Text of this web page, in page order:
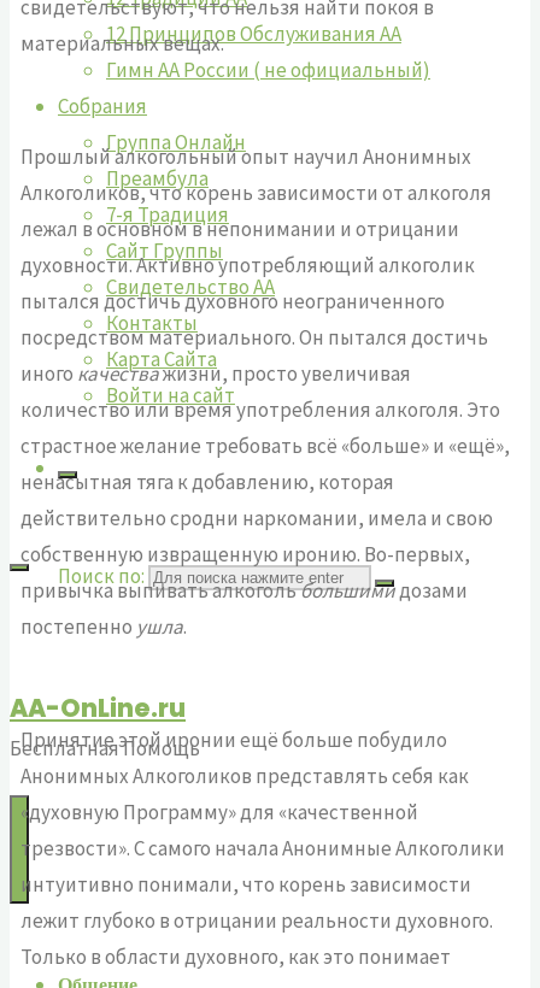
12 Принципов Обслуживания АА
Гимн АА России ( не официальный)
Собрания
Группа Онлайн
Преамбула
7-я Традиция
Сайт Группы
Свидетельство АА
Контакты
Карта Сайта
Войти на сайт
Поиск по:
AA-OnLine.ru
Бесплатная Помощь
свидетельствуют, что нельзя найти покоя в
материальных вещах.
Прошлый алкогольный опыт научил Анонимных
Алкоголиков, что корень зависимости от алкоголя
лежал в основном в непонимании и отрицании
духовности. Активно употребляющий алкоголик
пытался достичь духовного неограниченного
посредством материального. Он пытался достичь
иного качестважизни, просто увеличивая
количество или время употребления алкоголя. Это
страстное желание требовать всё «больше» и «ещё»,
ненасытная тяга к добавлению, которая
действительно сродни наркомании, имела и свою
собственную извращенную иронию. Во-первых,
привычка выпивать алкогольбольшимидозами
постепенно ушла.
Принятие этой иронии ещё больше побудило
Анонимных Алкоголиков представлять себя как
«духовную Программу» для «качественной
трезвости». С самого начала Анонимные Алкоголики
интуитивно понимали, что корень зависимости
лежит глубоко в отрицании реальности духовного.
Только в области духовного, как это понимает